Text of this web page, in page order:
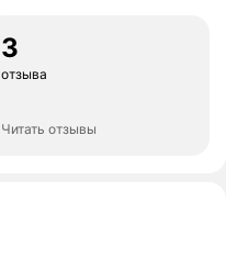
3
отзыва
Читать отзывы